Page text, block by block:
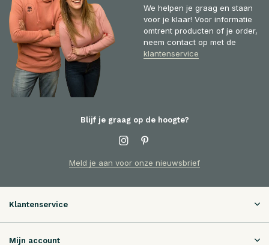
We helpen je graag en staan
voor je klaar! Voor informatie
omtrent producten of je order,
neem contact op met de
klantenservice
Blijf je graag op de hoogte?
Meld je aan voor onze nieuwsbrief
Klantenservice
Mijn account